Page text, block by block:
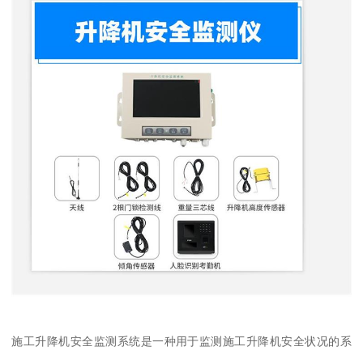
施工升降机安全监测系统是一种用于监测施工升降机安全状况的系